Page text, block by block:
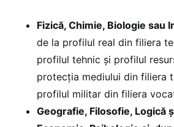
Fizică, Chimie, Biologie sau
de la profilul real din filiera
profilul tehnic și profilul
protecția mediului din filiera
profilul militar din filiera
Geografie, Filosofie, Logică